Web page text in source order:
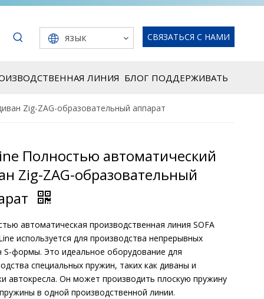
язык СВЯЗАТЬСЯ С НАМИ
ЛИНИЯ БЛОГ ПОДДЕРЖИВАТЬ
Zig-ZAG-образовательный аппарат
Полностью автоматический
Zig-ZAG-образовательный
автоматическая производственная линия SOFA
используется для производства непрерывных
S-формы. Это идеальное оборудование для
специальных пружин, таких как диваны и
автокресла. Он может производить плоскую пружину
в одной производственной линии.